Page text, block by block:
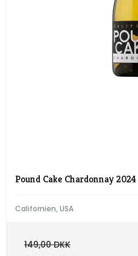
Pound Cake Chardonnay 2024
Californien, USA
149,00 DKK